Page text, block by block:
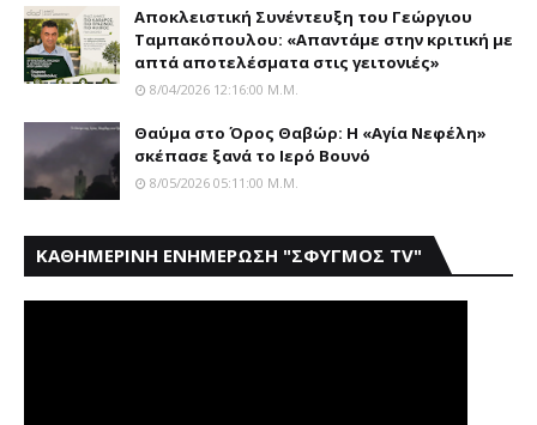
Αποκλειστική Συνέντευξη του Γεώργιου
Ταμπακόπουλου: «Απαντάμε στην κριτική με
απτά αποτελέσματα στις γειτονιές»
8/04/2026 12:16:00 Μ.μ.
Θαύμα στο Όρος Θαβώρ: H «Aγία Nεφέλη»
σκέπασε ξανά το Iερό Bουνό
8/05/2026 05:11:00 Μ.μ.
ΚΑΘΗΜΕΡΙΝΗ ΕΝΗΜΕΡΩΣΗ "ΣΦΥΓΜΟΣ TV"